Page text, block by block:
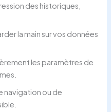
des historiques,
la main sur vos données
les paramètres de
navigation ou de